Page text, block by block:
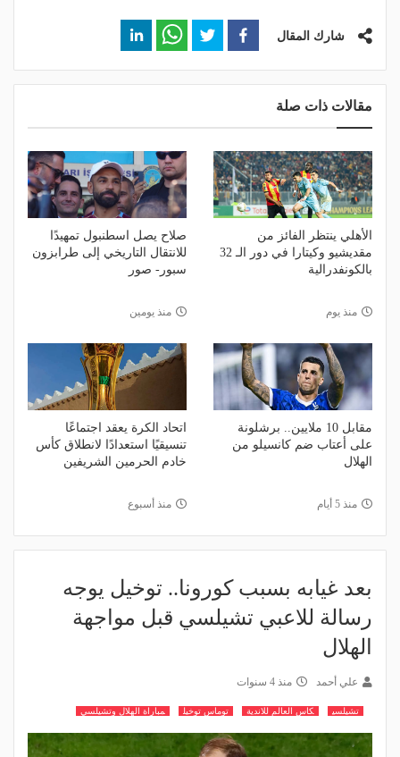
شارك المقال
مقالات ذات صلة
الأهلي ينتظر الفائز من
مقديشيو وكيتارا في دور الـ 32
بالكونفدرالية
منذ يوم
صلاح يصل اسطنبول تمهيدًا
للانتقال التاريخي إلى طرابزون
سبور- صور
منذ يومين
مقابل 10 ملايين.. برشلونة
على أعتاب ضم كانسيلو من
الهلال
منذ 5 أيام
اتحاد الكرة يعقد اجتماعًا
تنسيقيًا استعدادًا لانطلاق كأس
خادم الحرمين الشريفين
منذ أسبوع
بعد غيابه بسبب كورونا.. توخيل يوجه
رسالة للاعبي تشيلسي قبل مواجهة
الهلال
علي أحمد منذ 4 سنوات
تشيلسي كاس العالم للاندية توماس توخيل مباراة الهلال وتشيلسي